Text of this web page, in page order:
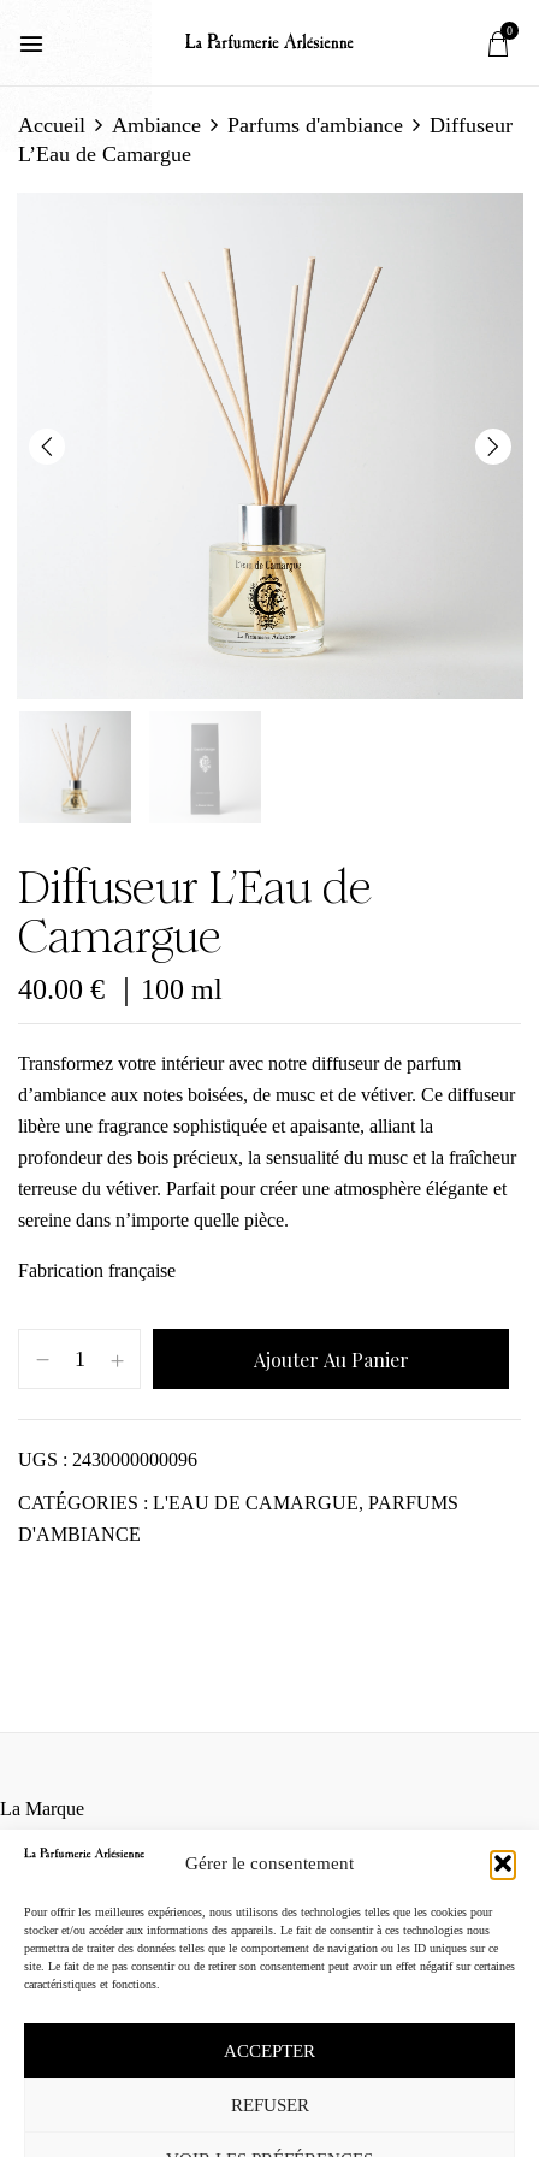
Gérer le consentement
Pour offrir les meilleures expériences, nous utilisons des technologies telles que les cookies pour
stocker et/ou accéder aux informations des appareils. Le fait de consentir à ces technologies nous
permettra de traiter des données telles que le comportement de navigation ou les ID uniques sur ce
site. Le fait de ne pas consentir ou de retirer son consentement peut avoir un effet négatif sur certaines
caractéristiques et fonctions.
ACCEPTER
REFUSER
0
Accueil Ambiance Parfums d'ambiance
Diffuseur
L’Eau de Camargue
Diffuseur L’Eau de
Camargue
40.00 € ｜100 ml
Transformez votre intérieur avec notre diffuseur de parfum
d’ambiance aux notes boisées, de musc et de vétiver. Ce diffuseur
libère une fragrance sophistiquée et apaisante, alliant la
profondeur des bois précieux, la sensualité du musc et la fraîcheur
terreuse du vétiver. Parfait pour créer une atmosphère élégante et
sereine dans n’importe quelle pièce.
Fabrication française
Ajouter Au Panier
UGS : 2430000000096
CATÉGORIES : L'EAU DE CAMARGUE, PARFUMS
D'AMBIANCE
La Marque
Conditions générales de vente
Mentions légales
Instagram